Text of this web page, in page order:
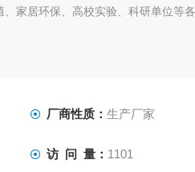
家居环保、高校实验、科研单位等各
厂商性质： 生产厂家
访 问 量： 1101